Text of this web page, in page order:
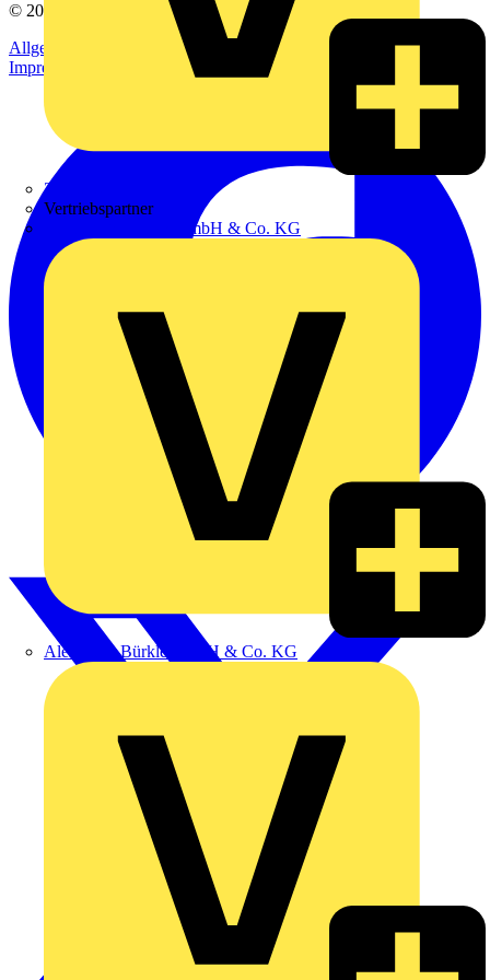
Zumtobel
Vertriebspartner
Adalbert Zajadacz GmbH & Co. KG
Alexander Bürkle GmbH & Co. KG
© 2002-
Voltimum
Allgemeine Geschäftsbedingungen
Datenschutzerklärung
Impressum